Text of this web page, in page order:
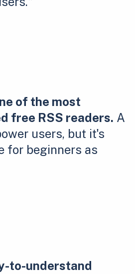
of the most
free RSS readers. A
users, but it's
for beginners as
to-understand